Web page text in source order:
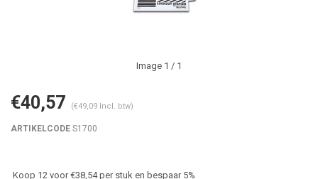
Image 1 / 1
€40,57 (€49,09 Incl. btw)
ARTIKELCODE S1700
Koop 12 voor €38,54 per stuk en bespaar 5%